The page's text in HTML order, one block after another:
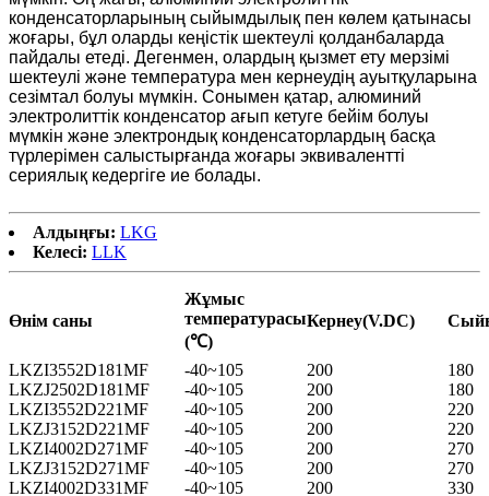
конденсаторларының сыйымдылық пен көлем қатынасы
жоғары, бұл оларды кеңістік шектеулі қолданбаларда
пайдалы етеді. Дегенмен, олардың қызмет ету мерзімі
шектеулі және температура мен кернеудің ауытқуларына
сезімтал болуы мүмкін. Сонымен қатар, алюминий
электролиттік конденсатор ағып кетуге бейім болуы
мүмкін және электрондық конденсаторлардың басқа
түрлерімен салыстырғанда жоғары эквивалентті
сериялық кедергіге ие болады.
Алдыңғы: LKG
Келесі: LLK
Өнім саны
Жұмыс
температурасы
(℃)
Кернеу(V.DC)
LKZI3552D181MF -40~105 200
180
LKZJ2502D181MF
-40~105 200
180
LKZI3552D221MF
-40~105 200
220
LKZJ3152D221MF
-40~105 200
220
LKZI4002D271MF
-40~105 200
270
LKZJ3152D271MF
-40~105 200
270
LKZI4002D331MF
-40~105 200
330